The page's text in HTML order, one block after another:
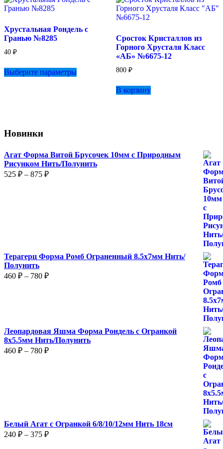
Хрустальная Рондель с
Гранью №8285
40 ₽
Выберите параметры
товара.
Сросток Кристаллов из
Горного Хрусталя Класс
«АБ» №6675-12
800 ₽
В корзину
Новинки
Агат Форма Витой Брусочек 10мм с Природным
Рисунком Нить/Полунить
525 ₽ – 875 ₽Диапазон
Терагерц Форма Ромб Ограненный 8.5х7мм Нить/
Полунить
460 ₽ – 780 ₽Диапазон
Леопардовая Яшма Форма Рондель с Огранкой
8х5.5мм Нить/Полунить
460 ₽ – 780 ₽Диапазон
Белый Агат с Огранкой 6/8/10/12мм Нить 18см
240 ₽ – 375 ₽Диапазон